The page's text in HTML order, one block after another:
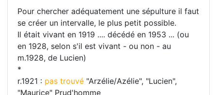
Pour chercher adéquatement une sépulture il faut
se créer un intervalle, le plus petit possible.
Il était vivant en 1919 .... décédé en 1953 ... (ou
en 1928, selon s'il est vivant - ou non - au
m.1928, de Lucien)
*
r.1921 : pas trouvé "Arzélie/Azélie", "Lucien",
"Maurice" Prud'homme